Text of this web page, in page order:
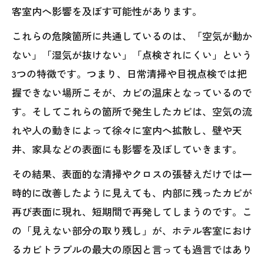
客室内へ影響を及ぼす可能性があります。
これらの危険箇所に共通しているのは、「空気が動か
ない」「湿気が抜けない」「点検されにくい」という
3つの特徴です。つまり、日常清掃や目視点検では把
握できない場所こそが、カビの温床となっているので
す。そしてこれらの箇所で発生したカビは、空気の流
れや人の動きによって徐々に室内へ拡散し、壁や天
井、家具などの表面にも影響を及ぼしていきます。
その結果、表面的な清掃やクロスの張替えだけでは一
時的に改善したように見えても、内部に残ったカビが
再び表面に現れ、短期間で再発してしまうのです。こ
の「見えない部分の取り残し」が、ホテル客室におけ
るカビトラブルの最大の原因と言っても過言ではあり